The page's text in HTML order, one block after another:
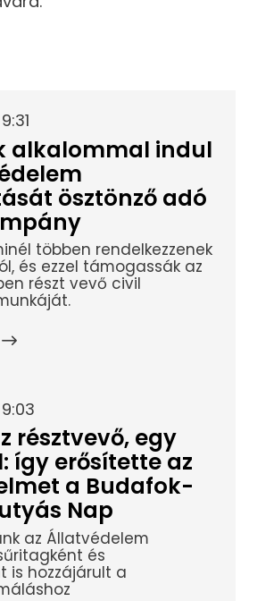
alkalommal indul
ösztönző adó
többen rendelkezzenek
és ezzel támogassák az
részt vevő civil
résztvevő, egy
így erősítette az
a Budafok-
Nap
az Állatvédelem
és
is hozzájárult a